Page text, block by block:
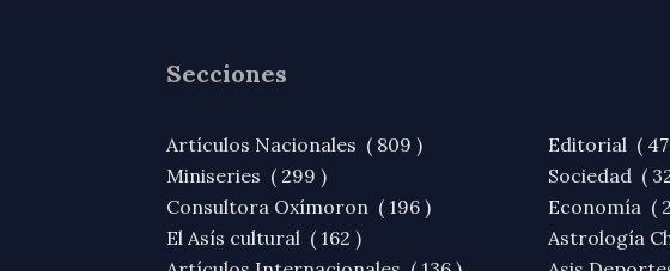
Secciones
Artículos Nacionales ( 809 )
Miniseries ( 299 )
Consultora Oxímoron ( 196 )
El Asís cultural ( 162 )
Editorial (
Sociedad (
Economía (
Astrología